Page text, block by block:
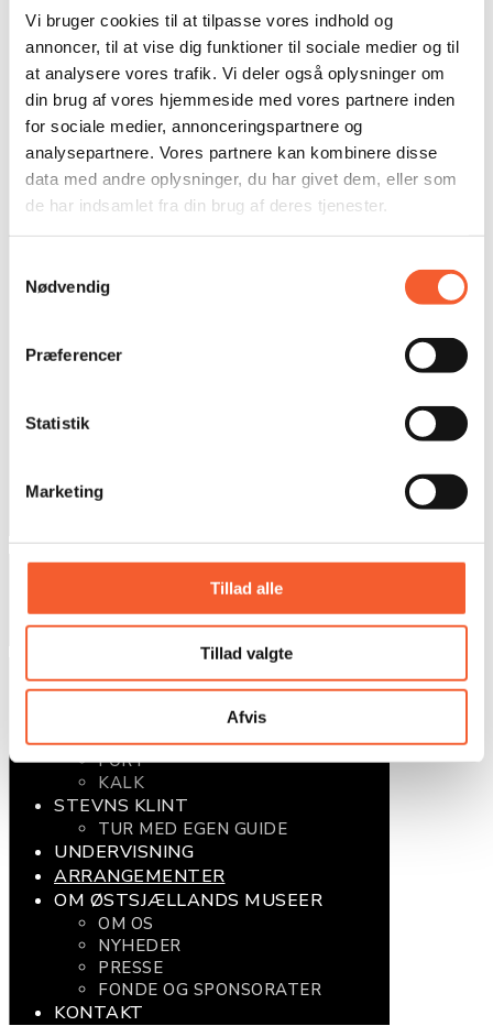
Vi bruger cookies til at tilpasse vores indhold og
annoncer, til at vise dig funktioner til sociale medier og til
at analysere vores trafik. Vi deler også oplysninger om
din brug af vores hjemmeside med vores partnere inden
for sociale medier, annonceringspartnere og
analysepartnere. Vores partnere kan kombinere disse
data med andre oplysninger, du har givet dem, eller som
de har indsamlet fra din brug af deres tjenester.
Nødvendig
Præferencer
Statistik
Marketing
Tillad alle
Tillad valgte
Afvis
Presse
Om os
Adresser
Undervisning
Nyheder
Presse
Instagram
© 2025 Østsjællands Museer
Privatlivspolitik
FORT
TUR MED EGEN GUIDE
FORT
KALK
STEVNS KLINT
TUR MED EGEN GUIDE
UNDERVISNING
ARRANGEMENTER
OM ØSTSJÆLLANDS MUSEER
OM OS
NYHEDER
PRESSE
FONDE OG SPONSORATER
KONTAKT